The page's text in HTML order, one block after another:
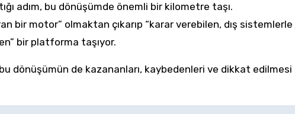
adım, bu dönüşümde önemli bir kilometre taşı.
bir motor” olmaktan çıkarıp “karar verebilen, dış sistemlerle
bir platforma taşıyor.
dönüşümün de kazananları, kaybedenleri ve dikkat edilmesi